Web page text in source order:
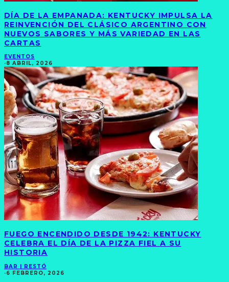
DÍA DE LA EMPANADA: KENTUCKY IMPULSA LA
REINVENCIÓN DEL CLÁSICO ARGENTINO CON
NUEVOS SABORES Y MÁS VARIEDAD EN LAS
CARTAS
EVENTOS
·8 ABRIL, 2026
FUEGO ENCENDIDO DESDE 1942: KENTUCKY
CELEBRA EL DÍA DE LA PIZZA FIEL A SU
HISTORIA
BAR | RESTÓ
·6 FEBRERO, 2026